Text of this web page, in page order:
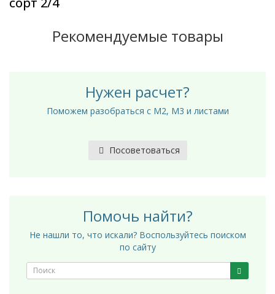
Рекомендуемые товары
Нужен расчет?
Поможем разобраться с М2, М3 и листами
Посоветоваться
Помочь найти?
Не нашли то, что искали? Воспользуйтесь поиском
по сайту